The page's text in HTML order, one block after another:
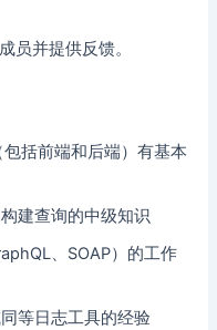
员并提供反馈。
括前端和后端）有基本
建查询的中级知识
、SOAP）的工作
等日志工具的经验